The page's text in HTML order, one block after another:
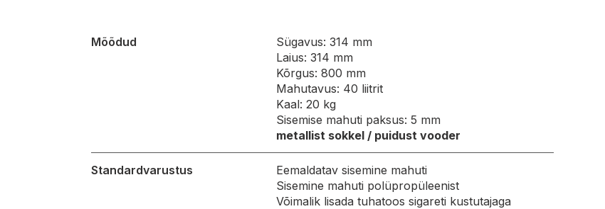
Mõõdud
Sügavus: 314 mm
Laius: 314 mm
Kõrgus: 800 mm
Mahutavus: 40 liitrit
Kaal: 20 kg
Sisemise mahuti paksus: 5 mm
metallist sokkel / puidust vooder
Standardvarustus
Eemaldatav sisemine mahuti
Sisemine mahuti polüpropüleenist
Võimalik lisada tuhatoos sigareti kustutajaga